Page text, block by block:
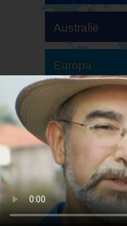
Australië
Europa
Zuid-Amerika
Noord-Amerika